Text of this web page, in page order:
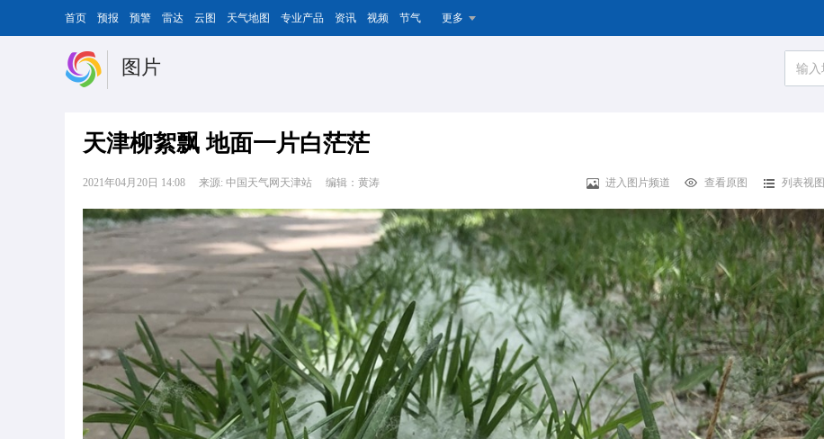
首页 预报 预警 雷达 云图 天气地图 专业产品 资讯 视频 节气 更多
图片
天津柳絮飘 地面一片白茫茫
2021年04月20日 14:08 来源: 中国天气网天津站 编辑：黄涛 进入图片频道 查看原图 列表视图